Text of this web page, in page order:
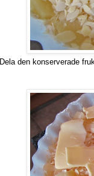
Dela den konserverade